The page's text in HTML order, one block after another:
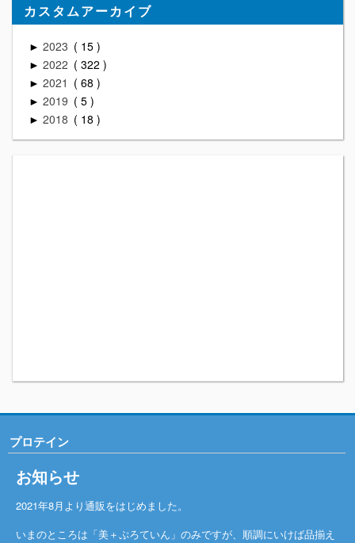
カスタムアーカイブ
► 2023 15
► 2022 322
► 2021 68
► 2019 5
► 2018 18
プロテイン
お知らせ
2021年8月より通販をはじめました。
いまのところは「美＋ぷろていん」のみですが、順調にいけば品揃え